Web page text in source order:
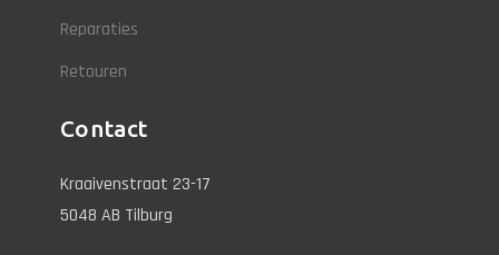
Reparaties
Retouren
Contact
Kraaivenstraat 23-17
5048 AB Tilburg